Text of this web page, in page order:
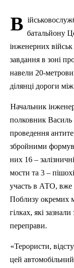
В батальйону
інженерних
завдання в зоні
навели 20-
ділянці дороги
Начальник
полковник Василь
проведення
збройними
них 16 –
мости та 3 –
участь в АТО, вже
Поблизу окремих
гілках, які
переправи.
«Терористи,
цей